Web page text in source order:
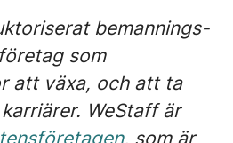
bemannings-
som
att växa, och att ta
WeStaff är
, som är